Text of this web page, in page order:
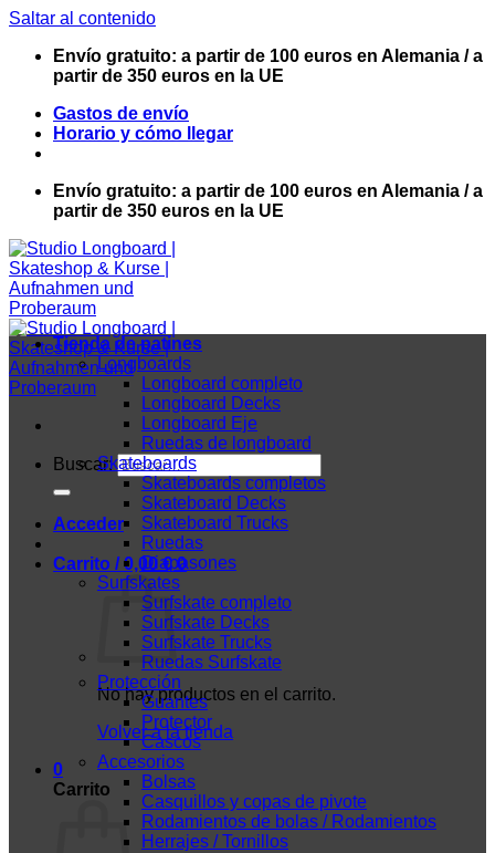
Saltar al contenido
Envío gratuito: a partir de 100 euros en Alemania / a
partir de 350 euros en la UE
Gastos de envío
Horario y cómo llegar
Envío gratuito: a partir de 100 euros en Alemania / a
partir de 350 euros en la UE
Buscar:
Acceder
Carrito /0,00€ 0
No hay productos en el carrito.
Volver a la tienda
0
Carrito
Tienda de patines
Longboards
Longboard completo
Longboard Decks
Longboard Eje
Ruedas de longboard
Skateboards
Skateboards completos
Skateboard Decks
Skateboard Trucks
Ruedas
Diapasones
Surfskates
Surfskate completo
Surfskate Decks
Surfskate Trucks
Ruedas Surfskate
Protección
Guantes
Protector
Cascos
Accesorios
Bolsas
Casquillos y copas de pivote
Rodamientos de bolas / Rodamientos
Herrajes / Tornillos